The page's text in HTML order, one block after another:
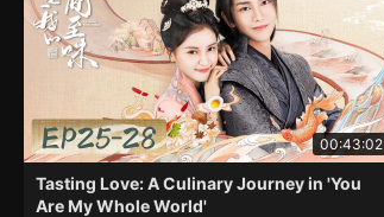
00:43:02
Tasting Love: A Culinary Journey in 'You
Are My Whole World'